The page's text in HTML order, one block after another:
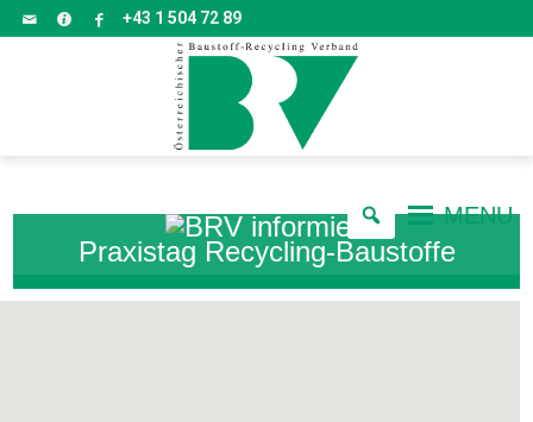
+43 1 504 72 89
MENU
Praxistag Recycling-Baustoffe